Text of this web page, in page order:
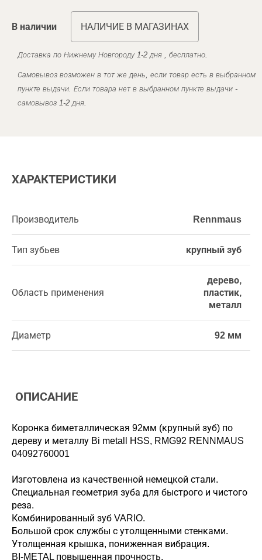
В наличии НАЛИЧИЕ В МАГАЗИНАХ
Доставка по Нижнему Новгороду 1-2 дня , бесплатно.
Самовывоз возможен в тот же день, если товар есть в выбранном
пункте выдачи. Если товара нет в выбранном пункте выдачи -
самовывоз 1-2 дня.
ХАРАКТЕРИСТИКИ
Производитель Rennmaus
Тип зубьев крупный зуб
Область применения
дерево,
пластик,
металл
Диаметр 92 мм
ОПИСАНИЕ
Коронка биметаллическая 92мм (крупный зуб) по
дереву и металлу Bi metall HSS, RMG92 RENNMAUS
04092760001
Изготовлена из качественной немецкой стали.
Специальная геометрия зуба для быстрого и чистого
реза.
Комбинированный зуб VARIO.
Большой срок службы с утолщенными стенками.
Утолщенная крышка, пониженная вибрация.
BI-METAL повышенная прочность.